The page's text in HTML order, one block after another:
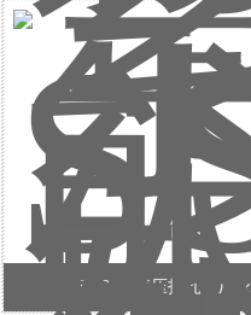
SSYD-25液压打孔机厂家